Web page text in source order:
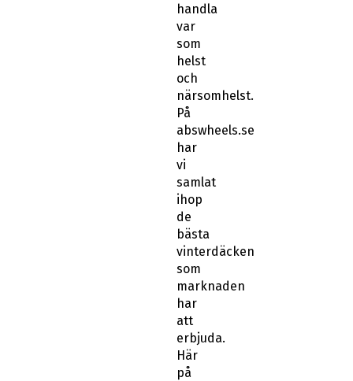
handla
var
som
helst
och
närsomhelst.
På
abswheels.se
har
vi
samlat
ihop
de
bästa
vinterdäcken
som
marknaden
har
att
erbjuda.
Här
på